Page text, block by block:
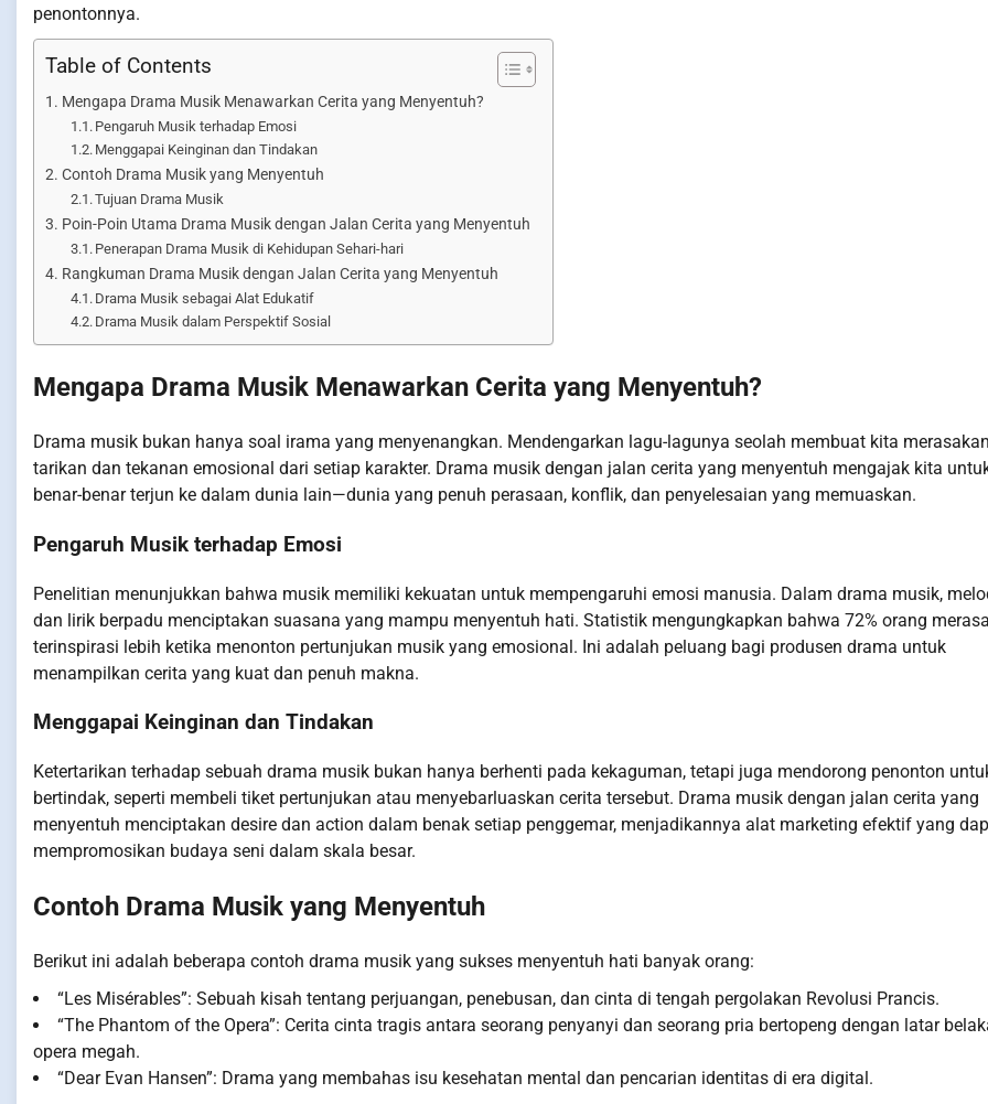
penontonnya.
Table of Contents
Mengapa Drama Musik Menawarkan Cerita yang Menyentuh?
Pengaruh Musik terhadap Emosi
Menggapai Keinginan dan Tindakan
Contoh Drama Musik yang Menyentuh
Tujuan Drama Musik
Poin-Poin Utama Drama Musik dengan Jalan Cerita yang Menyentuh
Penerapan Drama Musik di Kehidupan Sehari-hari
Rangkuman Drama Musik dengan Jalan Cerita yang Menyentuh
Drama Musik sebagai Alat Edukatif
Drama Musik dalam Perspektif Sosial
Mengapa Drama Musik Menawarkan Cerita yang Menyentuh?
Drama musik bukan hanya soal irama yang menyenangkan. Mendengarkan lagu-lagunya seolah membuat kita merasakan
tarikan dan tekanan emosional dari setiap karakter. Drama musik dengan jalan cerita yang menyentuh mengajak kita
benar-benar terjun ke dalam dunia lain—dunia yang penuh perasaan, konflik, dan penyelesaian yang memuaskan.
Pengaruh Musik terhadap Emosi
Penelitian menunjukkan bahwa musik memiliki kekuatan untuk mempengaruhi emosi manusia. Dalam drama musik,
dan lirik berpadu menciptakan suasana yang mampu menyentuh hati. Statistik mengungkapkan bahwa 72% orang merasa
terinspirasi lebih ketika menonton pertunjukan musik yang emosional. Ini adalah peluang bagi produsen drama untuk
menampilkan cerita yang kuat dan penuh makna.
Menggapai Keinginan dan Tindakan
Ketertarikan terhadap sebuah drama musik bukan hanya berhenti pada kekaguman, tetapi juga mendorong penonton
bertindak, seperti membeli tiket pertunjukan atau menyebarluaskan cerita tersebut. Drama musik dengan jalan cerita yang
menyentuh menciptakan desire dan action dalam benak setiap penggemar, menjadikannya alat marketing efektif yang
mempromosikan budaya seni dalam skala besar.
Contoh Drama Musik yang Menyentuh
Berikut ini adalah beberapa contoh drama musik yang sukses menyentuh hati banyak orang:
“Les Misérables”: Sebuah kisah tentang perjuangan, penebusan, dan cinta di tengah pergolakan Revolusi Prancis.
“The Phantom of the Opera”: Cerita cinta tragis antara seorang penyanyi dan seorang pria bertopeng dengan latar
opera megah.
“Dear Evan Hansen”: Drama yang membahas isu kesehatan mental dan pencarian identitas di era digital.